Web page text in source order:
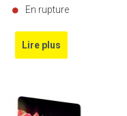
En rupture